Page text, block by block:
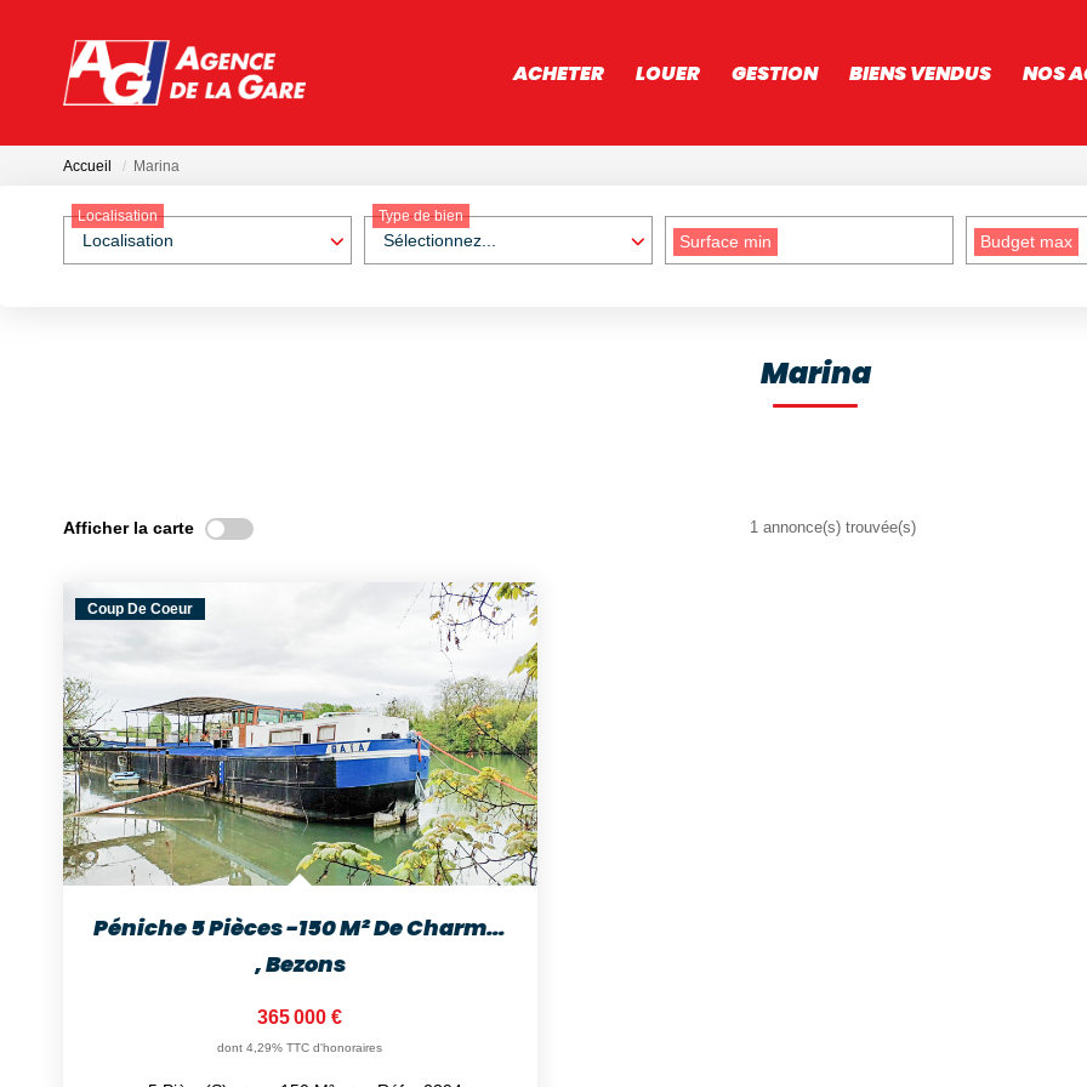
ACHETER LOUER GESTION BIENS VENDUS NOS
Accueil Marina
Localisation
Localisation
Sélectionnez...
Type de bien
Surface min Budget max
Marina
Afficher la carte 1 annonce(s) trouvée(s)
Coup De Coeur
Péniche 5 Pièces -150 M² De Charme Et De Liberté À Bezons
,Bezons
365 000 €
dont 4,29% TTC d'honoraires